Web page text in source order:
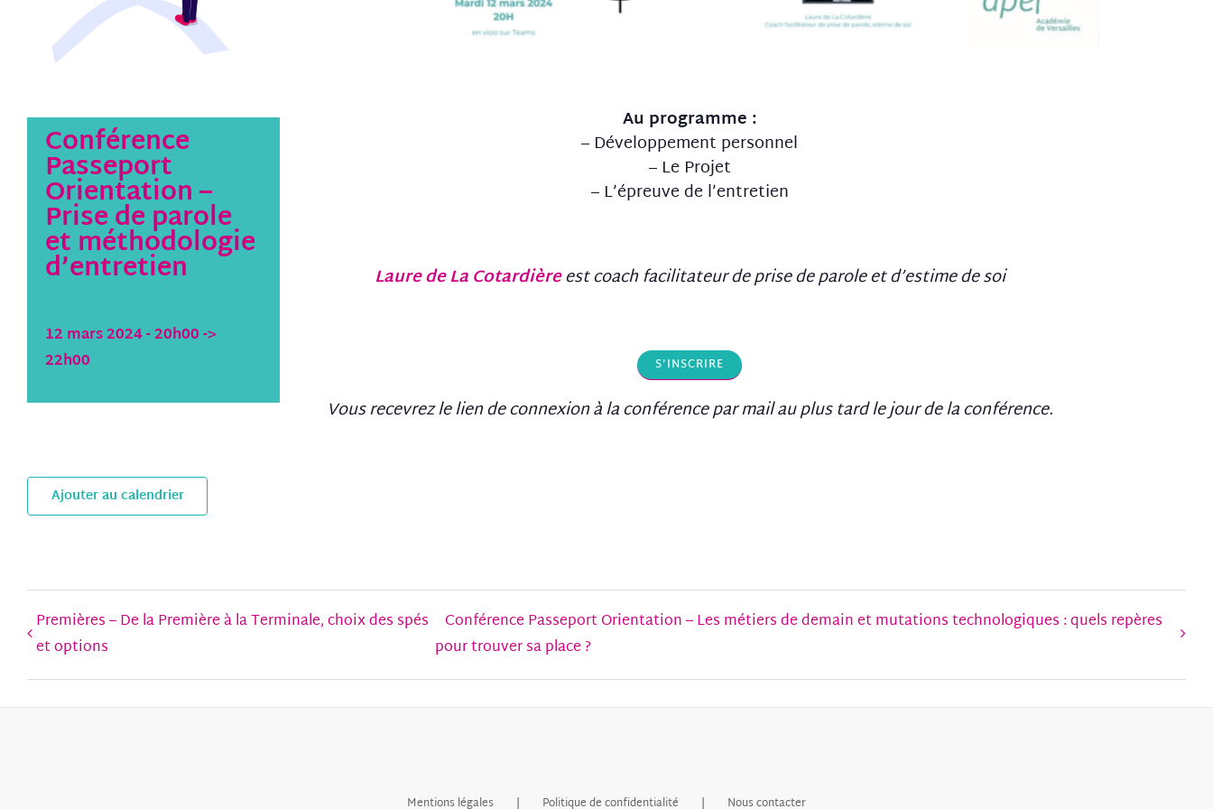
Conférence
Passeport
Orientation –
Prise de parole
et méthodologie
d’entretien
12 mars 2024 - 20h00->
22h00
Au programme :
– Développement personnel
– Le Projet
– L’épreuve de l’entretien
Laure de La Cotardièreest coach facilitateur de prise de parole et d’estime de soi
S’INSCRIRE
Vous recevrez le lien de connexion à la conférence par mail au plus tard le jour de la conférence.
Ajouter au calendrier
Premières – De la Première à la Terminale, choix des spés
et options
Conférence Passeport Orientation – Les métiers de demain et mutations technologiques : quels repères
pour trouver sa place ?
Mentions légales Politique de confidentialité Nous contacter